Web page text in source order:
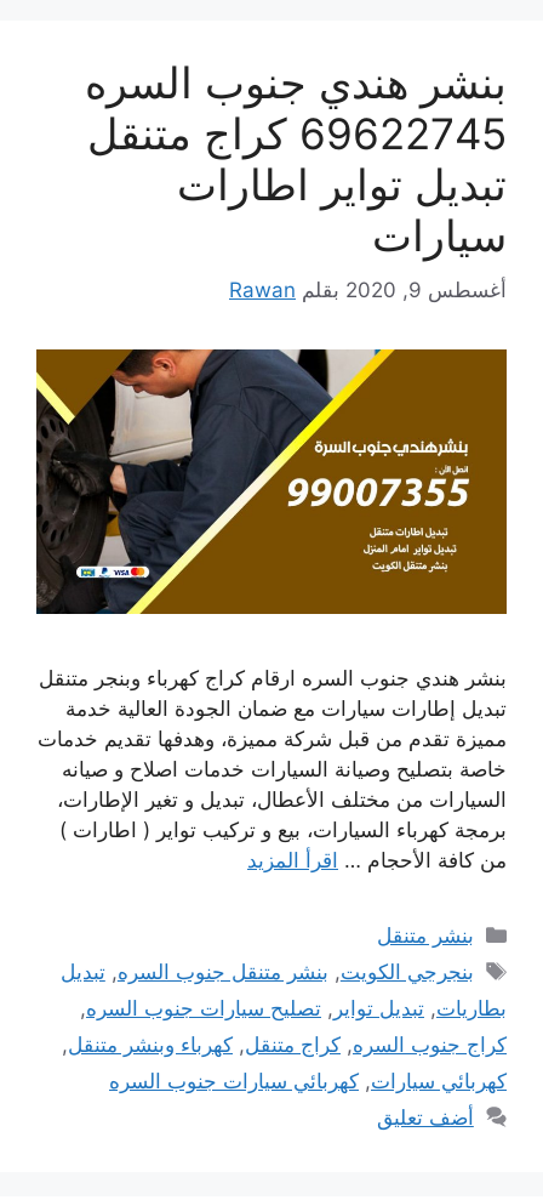
بنشر هندي جنوب السره
69622745 كراج متنقل
تبديل تواير اطارات
سيارات
أغسطس 9, 2020 بقلم Rawan
بنشر هندي جنوب السره ارقام كراج كهرباء وبنجر متنقل
تبديل إطارات سيارات مع ضمان الجودة العالية خدمة
مميزة تقدم من قبل شركة مميزة، وهدفها تقديم خدمات
خاصة بتصليح وصيانة السيارات خدمات اصلاح و صيانه
السيارات من مختلف الأعطال، تبديل و تغير الإطارات،
برمجة كهرباء السيارات، بيع و تركيب تواير ( اطارات )
من كافة الأحجام … اقرأ المزيد
التصنيفات
بنشر متنقل
الوسوم
بنجرجي الكويت, بنشر متنقل جنوب السره,تبديل
بطاريات, تبديل تواير , تصليح سيارات جنوب السره,
كراج جنوب السره, كراج متنقل, كهرباء وبنشر متنقل,
كهربائي سيارات, كهربائي سيارات جنوب السره
أضف تعليق